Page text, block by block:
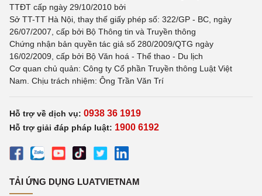
TTĐT cấp ngày 29/10/2010 bởi
Sở TT-TT Hà Nội, thay thế giấy phép số: 322/GP - BC, ngày
26/07/2007, cấp bởi Bộ Thông tin và Truyền thông
Chứng nhận bản quyền tác giả số 280/2009/QTG ngày
16/02/2009, cấp bởi Bộ Văn hoá - Thể thao - Du lịch
Cơ quan chủ quản: Công ty Cổ phần Truyền thông Luật Việt
Nam. Chịu trách nhiệm: Ông Trần Văn Trí
Hỗ trợ về dịch vụ: 0938 36 1919
Hỗ trợ giải đáp pháp luật: 1900 6192
TẢI ỨNG DỤNG LUATVIETNAM